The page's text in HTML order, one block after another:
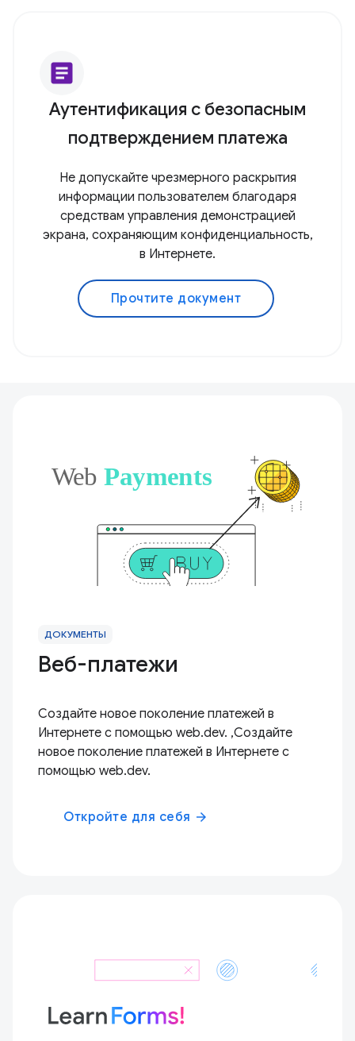
article
Аутентификация с безопасным
подтверждением платежа
Не допускайте чрезмерного раскрытия
информации пользователем благодаря
средствам управления демонстрацией
экрана, сохраняющим конфиденциальность,
в Интернете.
Прочтите документ
ДОКУМЕНТЫ
Веб-платежи
Создайте новое поколение платежей в
Интернете с помощью web.dev. ,Создайте
новое поколение платежей в Интернете с
помощью web.dev.
Откройте для себя arrow_forward